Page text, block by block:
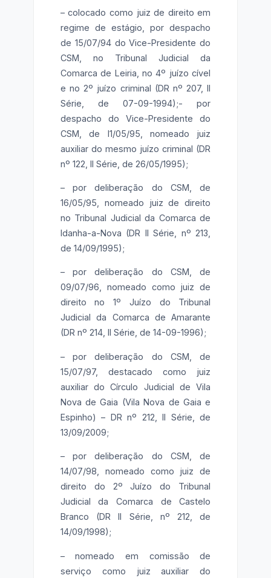
– colocado como juiz de direito em
regime de estágio, por despacho
de 15/07/94 do Vice-Presidente do
CSM, no Tribunal Judicial da
Comarca de Leiria, no 4º juízo cível
e no 2º juízo criminal (DR nº 207, II
Série, de 07-09-1994);- por
despacho do Vice-Presidente do
CSM, de l1/05/95, nomeado juiz
auxiliar do mesmo juízo criminal (DR
nº 122, II Série, de 26/05/1995);
– por deliberação do CSM, de
16/05/95, nomeado juiz de direito
no Tribunal Judicial da Comarca de
Idanha-a-Nova (DR II Série, nº 213,
de 14/09/1995);
– por deliberação do CSM, de
09/07/96, nomeado como juiz de
direito no 1º Juízo do Tribunal
Judicial da Comarca de Amarante
(DR nº 214, II Série, de 14-09-1996);
– por deliberação do CSM, de
15/07/97, destacado como juiz
auxiliar do Círculo Judicial de Vila
Nova de Gaia (Vila Nova de Gaia e
Espinho) – DR nº 212, II Série, de
13/09/2009;
– por deliberação do CSM, de
14/07/98, nomeado como juiz de
direito do 2º Juízo do Tribunal
Judicial da Comarca de Castelo
Branco (DR II Série, nº 212, de
14/09/1998);
– nomeado em comissão de
serviço como juiz auxiliar do